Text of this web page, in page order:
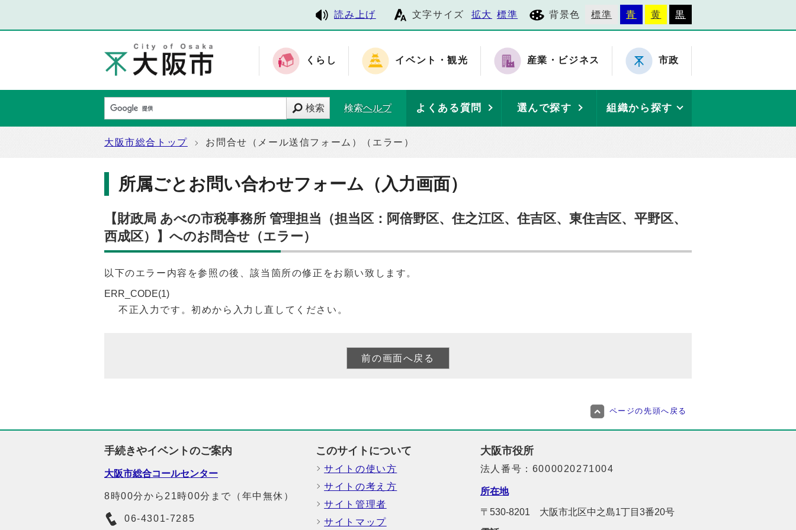
読み上げ 文字サイズ 拡大 標準 背景色 標準 青 黄 黒
くらし イベント・観光 産業・ビジネス 市政
検索 検索ヘルプ よくある質問 選んで探す 組織から探す
大阪市総合トップ お問合せ（メール送信フォーム）（エラー）
所属ごとお問い合わせフォーム（入力画面）
【財政局 あべの市税事務所 管理担当（担当区：阿倍野区、住之江区、住吉区、東住吉区、平野区、
西成区）】へのお問合せ（エラー）
以下のエラー内容を参照の後、該当箇所の修正をお願い致します。
ERR_CODE(1)
不正入力です。初めから入力し直してください。
ページの先頭へ戻る
手続きやイベントのご案内
大阪市総合コールセンター
8時00分から21時00分まで（年中無休）
06-4301-7285
このサイトについて
サイトの使い方
サイトの考え方
サイト管理者
サイトマップ
大阪市役所
法人番号：6000020271004
所在地
〒530-8201 大阪市北区中之島1丁目3番20号